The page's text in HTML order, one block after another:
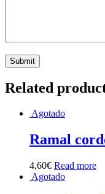
Related
Agotado
Ramal
4,60€ Read more
Agotado